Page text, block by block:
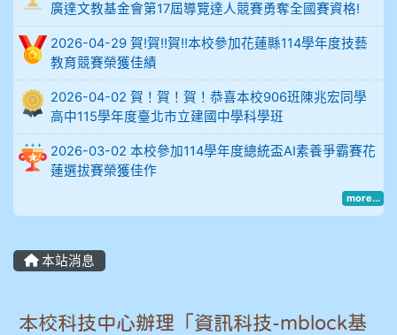
902蘇奕愷
903陳品帆
904彭子庭
905蔣昇和
906江彥臻
907張晏寧
廣達文教基金會第17屆導覽達人競賽勇奪全國賽資格!
2026-04-29 賀!賀!!賀!!本校參加花蓮縣114學年度技藝
教育競賽榮獲佳績
2026-04-02 賀！賀！賀！恭喜本校906班陳兆宏同學
高中115學年度臺北市立建國中學科學班
2026-03-02 本校參加114學年度總統盃AI素養爭霸賽花
蓮選拔賽榮獲佳作
more...
本站消息
本校科技中心辦理「資訊科技-mblock基